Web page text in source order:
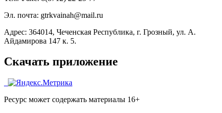
Эл. почта: gtrkvainah@mail.ru
Адрес: 364014, Чеченская Республика, г. Грозный, ул. А.
Айдамирова 147 к. 5.
Скачать приложение
Ресурс может содержать материалы 16+